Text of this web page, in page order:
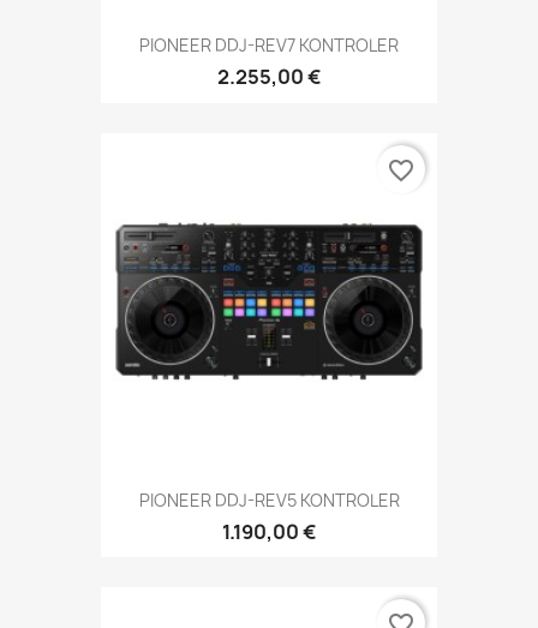
PIONEER DDJ-REV7 KONTROLER
2.255,00 €
PIONEER DDJ-REV5 KONTROLER
1.190,00 €
favorite_border